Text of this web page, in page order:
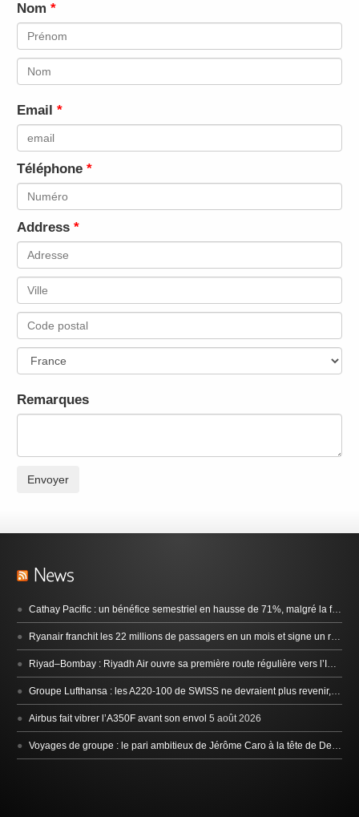
Nom
Email
Téléphone
Address
Remarques
Envoyer
Cathay Pacific : un bénéfice semestriel en hausse de 71%, malgré la flambée du carburant
Ryanair franchit les 22 millions de passagers en un mois et signe un record en juillet
Riyad–Bombay : Riyadh Air ouvre sa première route régulière vers l’Inde
Groupe Lufthansa : les A220-100 de SWISS ne devraient plus revenir, les CRJ-900 de CityLine bientôt en vente ?
Airbus fait vibrer l’A350F avant son envol 5 août 2026
Voyages de groupe : le pari ambitieux de Jérôme Caro à la tête de Destino Mundo et 37 Sud